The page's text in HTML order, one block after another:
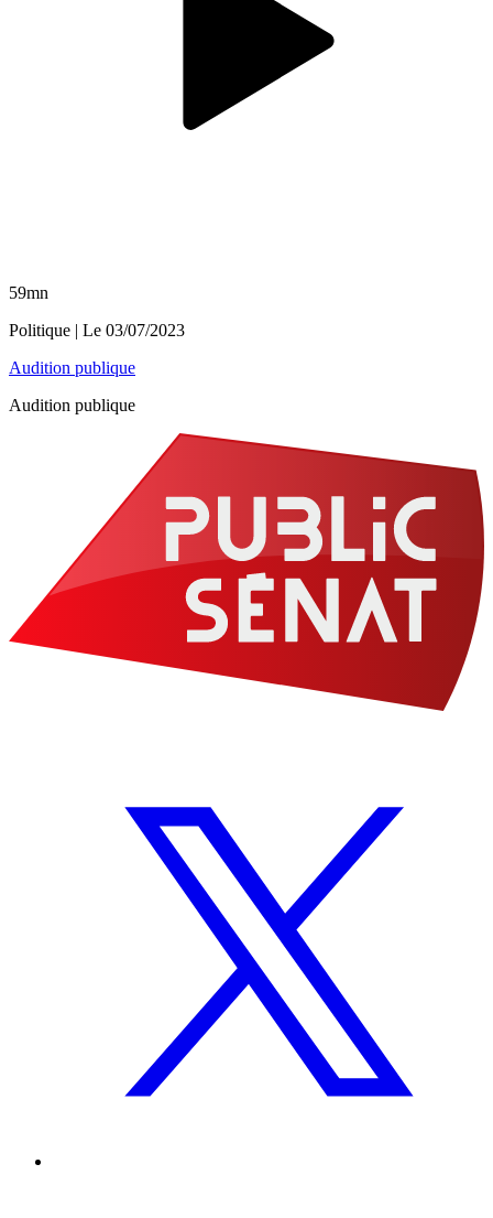
59mn
Politique | Le 03/07/2023
Audition publique
Audition publique